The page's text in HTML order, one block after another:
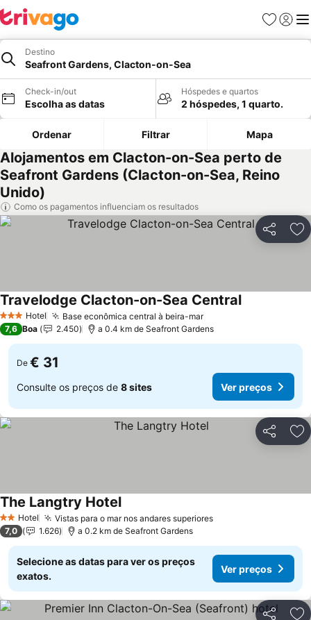
Favoritos
Iniciar
Destino
Seafront Gardens, Clacton-on-Sea
Check-in/out
Escolha as datas
Hóspedes e quartos
2 hóspedes, 1 quarto.
Ordenar Filtrar Mapa
Alojamentos em Clacton-on-Sea perto de
Seafront Gardens (Clacton-on-Sea, Reino
Unido)
Como os pagamentos influenciam os resultados
Partilhar
3 EstrelasHotel Base econômica central à beira-marVer preços
Travelodge Clacton-on-Sea CentralVer preços
7,6 Boa 2.450 a 0.4 km de Seafront Gardens
De € 31
Consulte os preços de 8 sites Ver preços
Partilhar
2 Estrelas
Hotel Vistas para o mar nos andares superioresVer preços
The Langtry HotelVer preços
7,0 1.626 a 0.2 km de Seafront Gardens
Selecione as datas para ver os preços
exatos.
Ver preços